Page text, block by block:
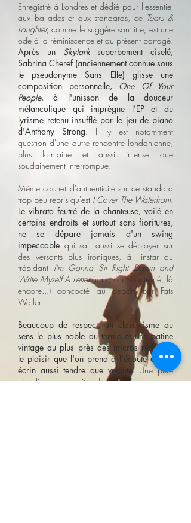
Enregistré à Londres et dédié pour l'essentiel
aux ballades et aux standards, ceTears &
Laughter, comme le suggère son titre, est une
ode à la réminiscence et au présent partagé.
Après un Skylarksuperbement ciselé,
Sabrina Cheref (anciennement connue sous
le pseudonyme Sans Elle) glisse une
composition personnelle, One Of Your
People, à l'unisson de la douceur
mélancolique qui imprègne l'EP et du
lyrisme retenu insufflé par le jeu de piano
d'Anthony Strong. Il y est notamment
question d'une autre rencontre londonienne,
plus lointaine et aussi intense que
soudainement interrompue.
Même cachet d'authenticité sur ce standard
trop peu repris qu'est I Cover The Waterfront.
Le vibrato feutré de la chanteuse, voilé en
certains endroits et surtout sans fioritures,
ne se dépare jamais d'un swing
impeccable qui sait aussi se déployer sur
des versants plus ironiques, à l'instar du
trépidant I'm Gonna Sit Right Down and
Write Myself A Letter(un amour contrarié, là
encore...) concocté au départ par Fats
Waller.
Beaucoup de respect, un classicisme au
sens le plus noble du terme et une patine
vintage au plus près des micros résument
le plaisir que l'on prend à l'écoute de cet
écrin aussi tendre que velouté.Une pure
friandise en constitue la coda, et c'est un